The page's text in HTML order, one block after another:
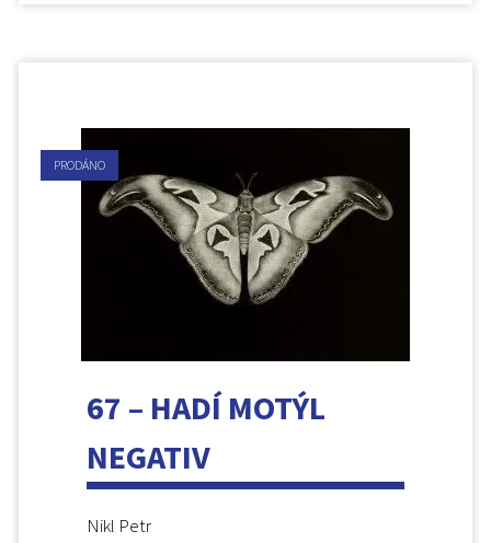
PRODÁNO
67 – HADÍ MOTÝL
NEGATIV
Nikl Petr